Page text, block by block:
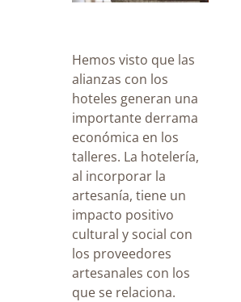
Hemos visto que las
alianzas con los
hoteles generan una
importante derrama
económica en los
talleres. La hotelería,
al incorporar la
artesanía, tiene un
impacto positivo
cultural y social con
los proveedores
artesanales con los
que se relaciona.